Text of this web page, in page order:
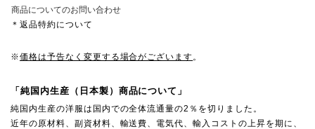
商品についてのお問い合わせ
＊返品特約について
※価格は予告なく変更する場合がございます。
「純国内生産（日本製）商品について」
純国内生産の洋服は国内での全体流通量の2％を切りました。
近年の原材料、副資材料、輸送費、電気代、輸入コストの上昇を期に、